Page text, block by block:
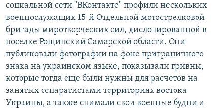
социальной сети "ВКонтакте" профили нескольких
военнослужащих 15-й Отдельной мотострелковой
бригады миротворческих сил, дислоцированной в
поселке Рощинский Самарской области. Они
публиковали фотографии на фоне приграничного
знака на украинском языке, показывали гривны,
которые тогда еще были нужны для расчетов на
занятых сепаратистами территориях востока
Украины, а также снимали свои военные будни и